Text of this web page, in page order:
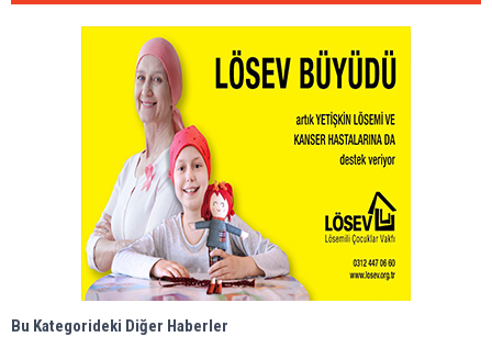
Bu Kategorideki Diğer Haberler